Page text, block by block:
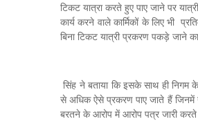
टिकट यात्रा करते हुए पाए जाने पर
कार्य करने वाले कार्मिकों के लिए भी
बिना टिकट यात्री प्रकरण पकड़े जाने
सिंह ने बताया कि इसके साथ ही निगम
से अधिक ऐसे प्रकरण पाए जाते हैं जिनमें
बरतने के आरोप में आरोप पत्र जारी करते